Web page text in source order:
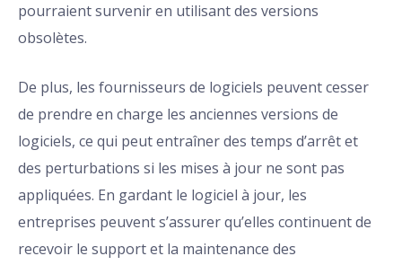
pourraient survenir en utilisant des versions
obsolètes.
De plus, les fournisseurs de logiciels peuvent cesser
de prendre en charge les anciennes versions de
logiciels, ce qui peut entraîner des temps d’arrêt et
des perturbations si les mises à jour ne sont pas
appliquées. En gardant le logiciel à jour, les
entreprises peuvent s’assurer qu’elles continuent de
recevoir le support et la maintenance des